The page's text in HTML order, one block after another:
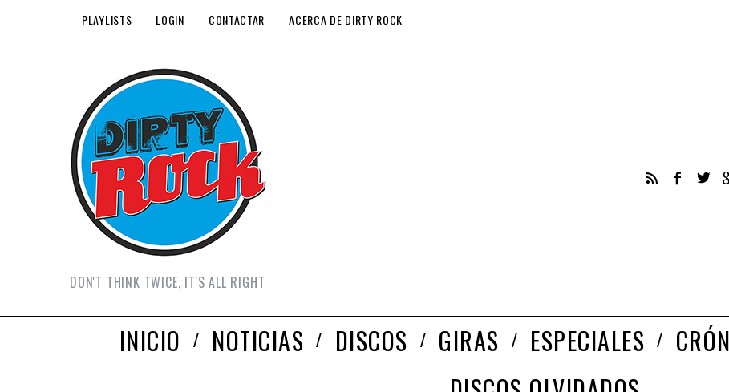
PLAYLISTS LOGIN CONTACTAR ACERCA DE DIRTY ROCK
DON'T THINK TWICE, IT'S ALL RIGHT
INICIO NOTICIAS DISCOS GIRAS ESPECIALES